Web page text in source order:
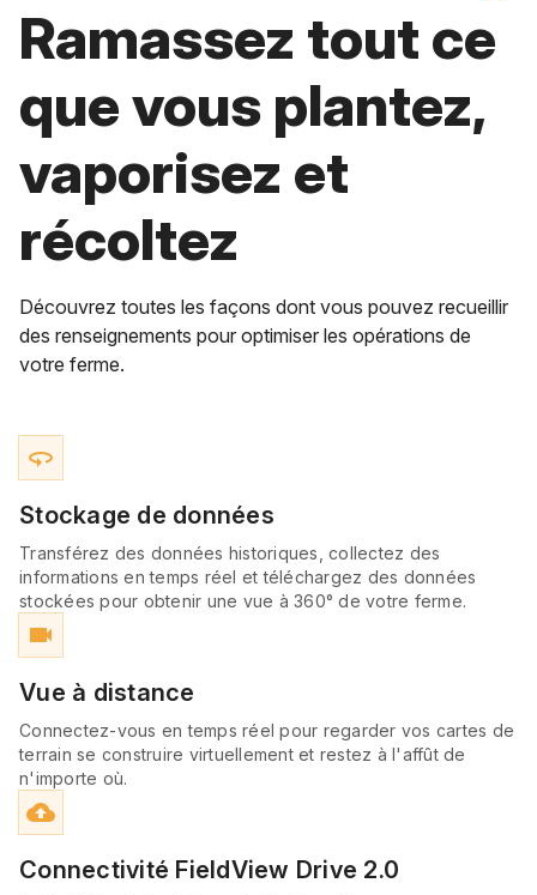
Ramassez tout ce
que vous plantez,
vaporisez et
récoltez
Découvrez toutes les façons dont vous pouvez recueillir
des renseignements pour optimiser les opérations de
votre ferme.
360
Stockage de données
Transférez des données historiques, collectez des
informations en temps réel et téléchargez des données
stockées pour obtenir une vue à 360° de votre ferme.
videocam
Vue à distance
Connectez-vous en temps réel pour regarder vos cartes de
terrain se construire virtuellement et restez à l'affût de
n'importe où.
cloud_upload
Connectivité FieldView Drive 2.0